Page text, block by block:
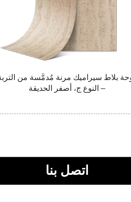
حائط فنية مطلية بالذهب بلون فضي
سري
اتصل بنا